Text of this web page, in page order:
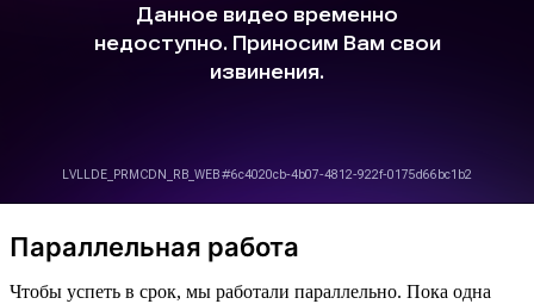
Параллельная работа
Чтобы успеть в срок, мы работали параллельно. Пока одна